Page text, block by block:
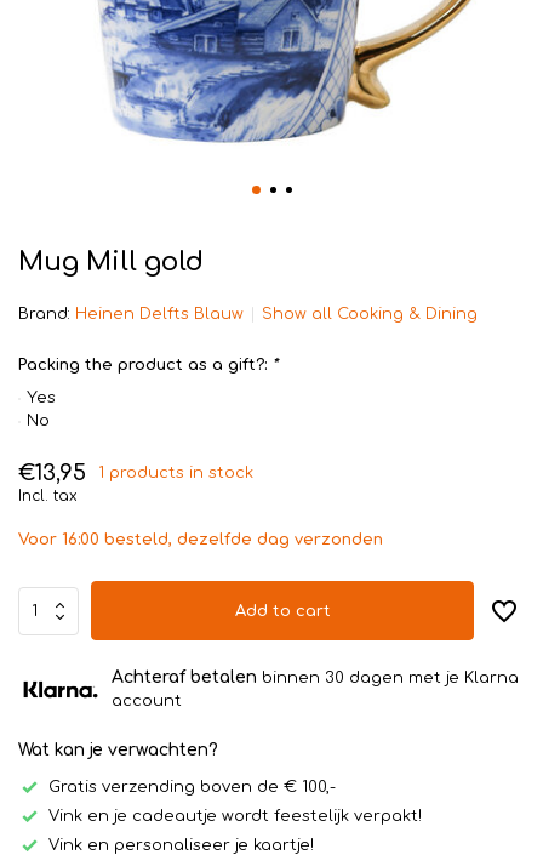
Mug Mill gold
Brand: Heinen Delfts Blauw Show all Cooking & Dining
Packing the product as a gift?: *
Yes
No
€13,95
1 products in stock
Incl. tax
Voor 16:00 besteld, dezelfde dag verzonden
Add to cart
Achteraf betalen binnen 30 dagen met je Klarna
account
Wat kan je verwachten?
Gratis verzending boven de € 100,-
Vink en je cadeautje wordt feestelijk verpakt!
Vink en personaliseer je kaartje!